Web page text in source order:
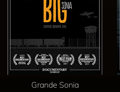
Grande Sonia